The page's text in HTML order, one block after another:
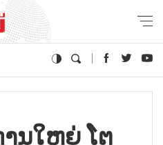
ນໃຫຍ່ ໂຕ